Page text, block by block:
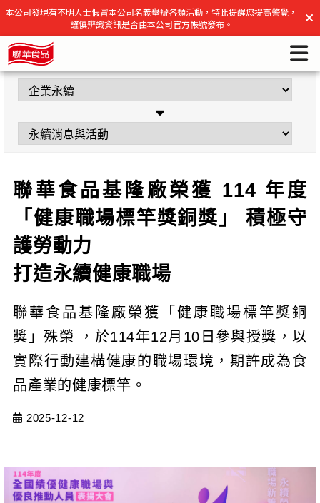
聯華食品基隆廠榮獲 114 年度「健康職場標竿獎銅獎」 積極守
護勞動力
本公司發現有不明人士假冒本公司名義舉辦各類活動，特此提醒您提高警覺，
謹慎辨識資訊是否由本公司官方帳號發布。
聯華食品基隆廠榮獲 114 年度
「健康職場標竿獎銅獎」 積極守
護勞動力
打造永續健康職場
聯華食品基隆廠榮獲「健康職場標竿獎銅
獎」殊榮 ，於114年12月10日參與授獎，以
實際行動建構健康的職場環境，期許成為食
品產業的健康標竿。
2025-12-12